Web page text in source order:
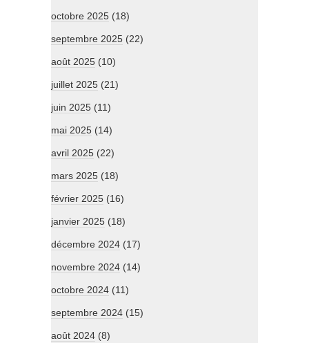
octobre 2025 (18)
septembre 2025 (22)
août 2025 (10)
juillet 2025 (21)
juin 2025 (11)
mai 2025 (14)
avril 2025 (22)
mars 2025 (18)
février 2025 (16)
janvier 2025 (18)
décembre 2024 (17)
novembre 2024 (14)
octobre 2024 (11)
septembre 2024 (15)
août 2024 (8)